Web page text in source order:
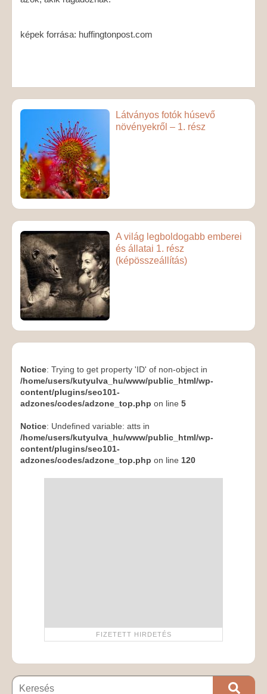
képek forrása: huffingtonpost.com
Látványos fotók húsevő
növényekről – 1. rész
A világ legboldogabb emberei
és állatai 1. rész
(képösszeállítás)
Notice: Trying to get property 'ID' of non-object in
/home/users/kutyulva_hu/www/public_html/wp-
content/plugins/seo101-
adzones/codes/adzone_top.php on line 5
Notice: Undefined variable: atts in
/home/users/kutyulva_hu/www/public_html/wp-
content/plugins/seo101-
adzones/codes/adzone_top.php on line 120